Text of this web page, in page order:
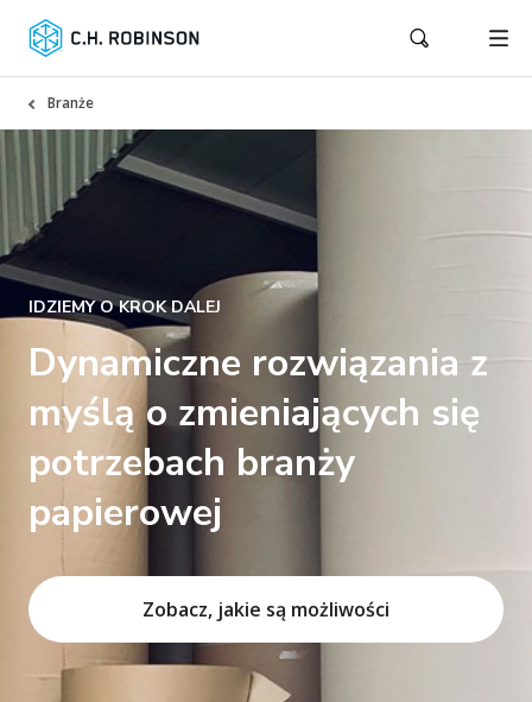
Branże
IDZIEMY O KROK DALEJ
Dynamiczne rozwiązania z
myślą o zmieniających się
potrzebach branży
papierowej
Zobacz, jakie są możliwości